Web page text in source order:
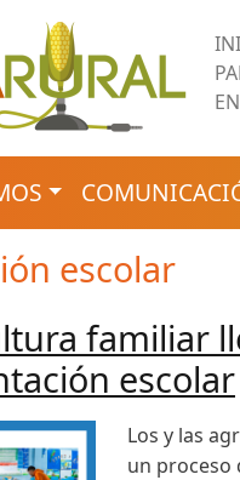
escolar
familiar
escolar
Los y las
un proceso